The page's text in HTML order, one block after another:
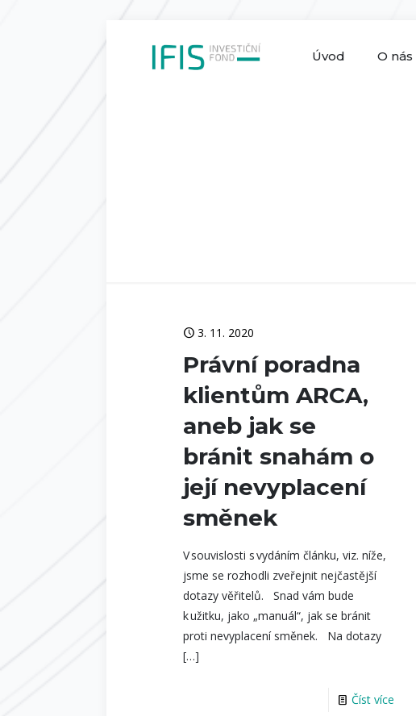
Úvod O nás
3. 11. 2020
Právní poradna
klientům ARCA,
aneb jak se
bránit snahám o
její nevyplacení
směnek
V souvislosti s vydáním článku, viz. níže,
jsme se rozhodli zveřejnit nejčastější
dotazy věřitelů. Snad vám bude
k užitku, jako „manuál“, jak se bránit
proti nevyplacení směnek. Na dotazy
[…]
Číst více